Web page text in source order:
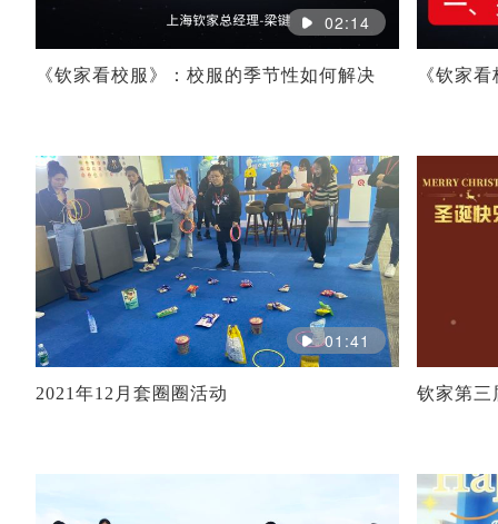
02:14
《钦家看校服》：校服的季节性如何解决 《钦家
01:41
2021年12月套圈圈活动 钦家第三